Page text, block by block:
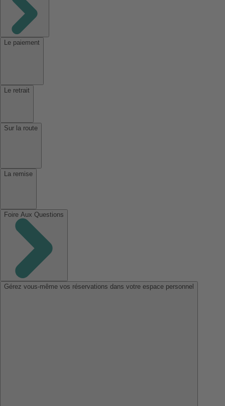
Le paiement
Le retrait
Sur la route
La remise
Foire Aux Questions
Gérez vous-même vos réservations dans votre espace personnel